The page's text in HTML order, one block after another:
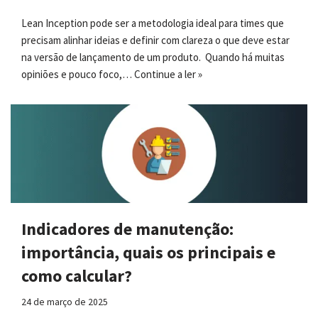
Lean Inception pode ser a metodologia ideal para times que
precisam alinhar ideias e definir com clareza o que deve estar
na versão de lançamento de um produto. Quando há muitas
opiniões e pouco foco,… Continue a ler »
Indicadores de manutenção:
importância, quais os principais e
como calcular?
24 de março de 2025